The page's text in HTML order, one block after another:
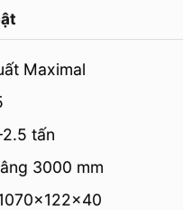
Maximal
tấn
3000 mm